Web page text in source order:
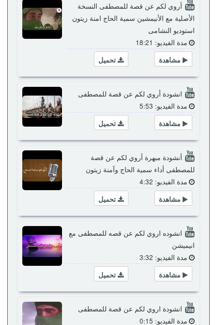
أروي لكم عن قصة للمصطفى النسخة
الأصلية مع الأنيمشين سمية الحاج امنة زيتون
استوديو النشامى
مدة الفيديو: 18:21
تحميل
مشاهدة
انشودة أروي لكم عن قصة للمصطفى
مدة الفيديو: 5:53
تحميل
مشاهدة
أنشودة مبهرة أروي لكم عن قصة
للمصطفى أداء سمية الحاج وآمنة زيتون
مدة الفيديو: 4:32
تحميل
مشاهدة
انشوده اروي لكم عن قصه للمصطفى مع
انيميشن
مدة الفيديو: 3:32
تحميل
مشاهدة
انشودة اروي لكم عن قصة للمصطفى
مدة الفيديو: 0:15